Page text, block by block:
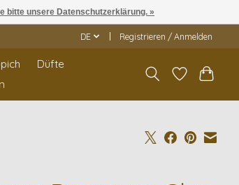
DE Registrieren / Anmelden
Düfte
bitte unsere Datenschutzerklärung. »